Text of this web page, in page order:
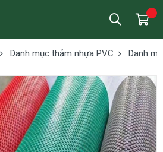
Danh mục thảm nhựa PVC Danh